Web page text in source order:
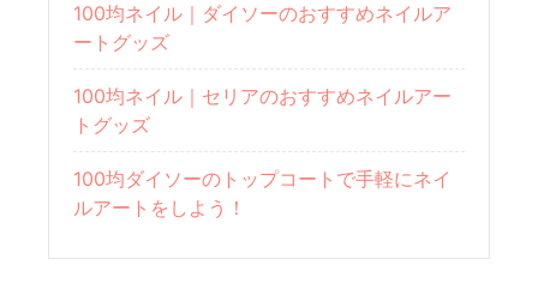
100均ネイル｜ダイソーのおすすめネイルア
ートグッズ
100均ネイル｜セリアのおすすめネイルアー
トグッズ
100均ダイソーのトップコートで手軽にネイ
ルアートをしよう！